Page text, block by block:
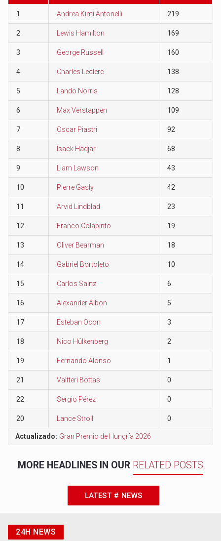
1 Andrea Kimi Antonelli 219
2 Lewis Hamilton 169
3 George Russell 160
4 Charles Leclerc 138
5 Lando Norris 128
6 Max Verstappen 109
7 Oscar Piastri 92
8 Isack Hadjar 68
9 Liam Lawson 43
10 Pierre Gasly 42
11 Arvid Lindblad 23
12 Franco Colapinto 19
13 Oliver Bearman 18
14 Gabriel Bortoleto 10
15 Carlos Sainz 6
16 Alexander Albon 5
17 Esteban Ocon 3
18 Nico Hülkenberg 2
19 Fernando Alonso 1
21 Valtteri Bottas 0
22 Sergio Pérez 0
20 Lance Stroll 0
Actualizado: Gran Premio de Hungría 2026
MORE HEADLINES IN OUR RELATED POSTS
LATEST # NEWS
24H NEWS